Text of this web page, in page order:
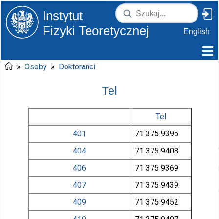
Instytut
Fizyki Teoretycznej
English
» Osoby » Doktoranci
Tel
Tel
401
71 375 9395
404
71 375 9408
406
71 375 9369
407
71 375 9439
409
71 375 9452